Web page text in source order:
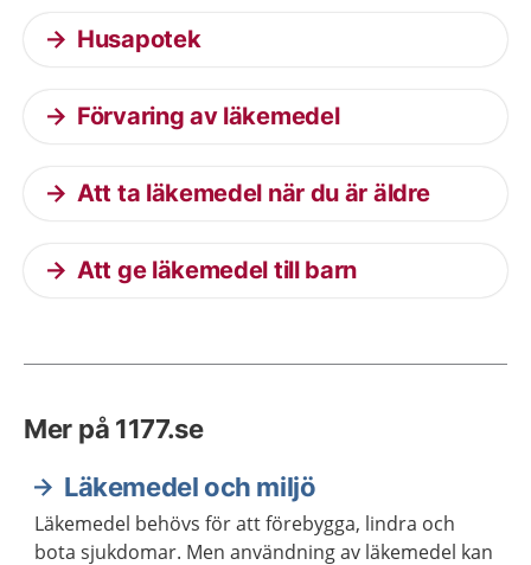
Husapotek
Förvaring av läkemedel
Att ta läkemedel när du är äldre
Att ge läkemedel till barn
Mer på 1177.se
Läkemedel och miljö
Läkemedel behövs för att förebygga, lindra och
bota sjukdomar. Men användning av läkemedel kan